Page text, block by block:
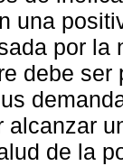
una
por la
debe
alcanzar
de la